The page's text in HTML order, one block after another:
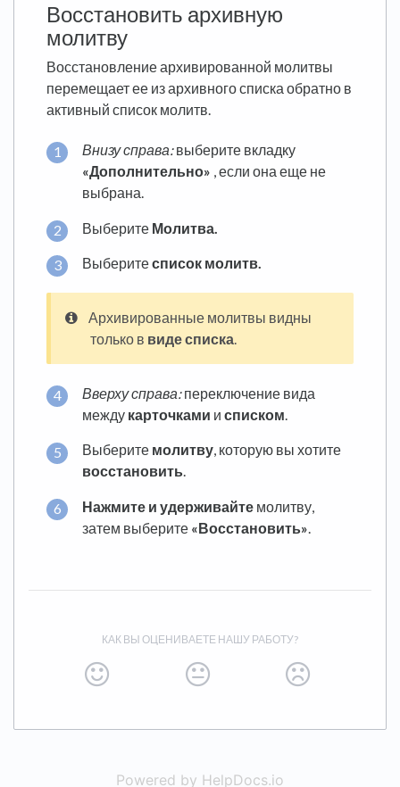
Восстановить архивную
молитву
Восстановление архивированной молитвы
перемещает ее из архивного списка обратно в
активный список молитв.
Внизу справа:выберите вкладку
«Дополнительно» , если она еще не
выбрана.
Выберите Молитва.
Выберитесписок молитв.
Архивированные молитвы видны
только в виде списка.
Вверху справа:переключение вида
между карточками и списком
Выберите молитву, которую вы хотите
восстановить.
Нажмите и удерживайте молитву,
затем выберите «Восстановить».
КАК ВЫ ОЦЕНИВАЕТЕ НАШУ РАБОТУ?
Powered by HelpDocs.io